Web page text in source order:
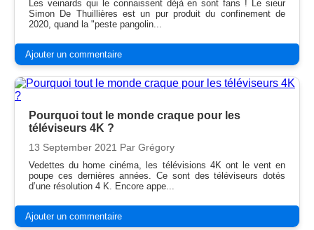
Les veinards qui le connaissent déjà en sont fans ! Le sieur
Simon De Thuillières est un pur produit du confinement de
2020, quand la "peste pangolin...
Ajouter un commentaire
Pourquoi tout le monde craque pour les
téléviseurs 4K ?
13 September 2021 Par Grégory
Vedettes du home cinéma, les télévisions 4K ont le vent en
poupe ces dernières années. Ce sont des téléviseurs dotés
d’une résolution 4 K. Encore appe...
Ajouter un commentaire